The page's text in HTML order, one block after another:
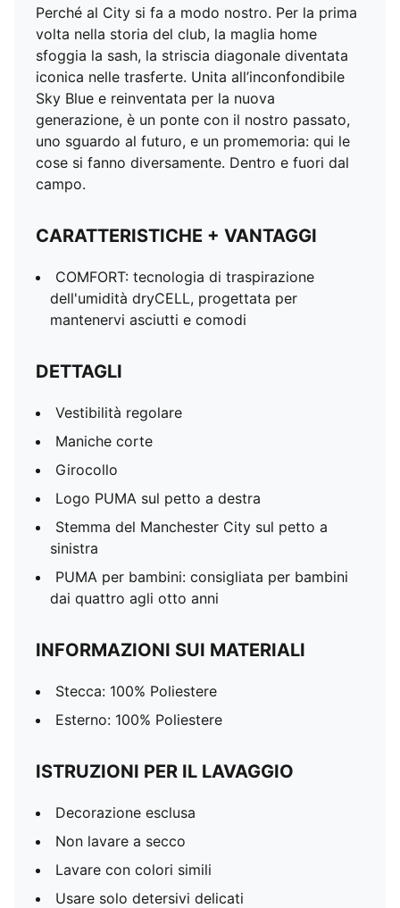
Perché al City si fa a modo nostro. Per la prima
volta nella storia del club, la maglia home
sfoggia la sash, la striscia diagonale diventata
iconica nelle trasferte. Unita all’inconfondibile
Sky Blue e reinventata per la nuova
generazione, è un ponte con il nostro passato,
uno sguardo al futuro, e un promemoria: qui le
cose si fanno diversamente. Dentro e fuori dal
campo.
CARATTERISTICHE + VANTAGGI
COMFORT: tecnologia di traspirazione
dell'umidità dryCELL, progettata per
mantenervi asciutti e comodi
DETTAGLI
Vestibilità regolare
Maniche corte
Girocollo
Logo PUMA sul petto a destra
Stemma del Manchester City sul petto a
sinistra
PUMA per bambini: consigliata per bambini
dai quattro agli otto anni
INFORMAZIONI SUI MATERIALI
Stecca: 100% Poliestere
Esterno: 100% Poliestere
ISTRUZIONI PER IL LAVAGGIO
Decorazione esclusa
Non lavare a secco
Lavare con colori simili
Usare solo detersivi delicati